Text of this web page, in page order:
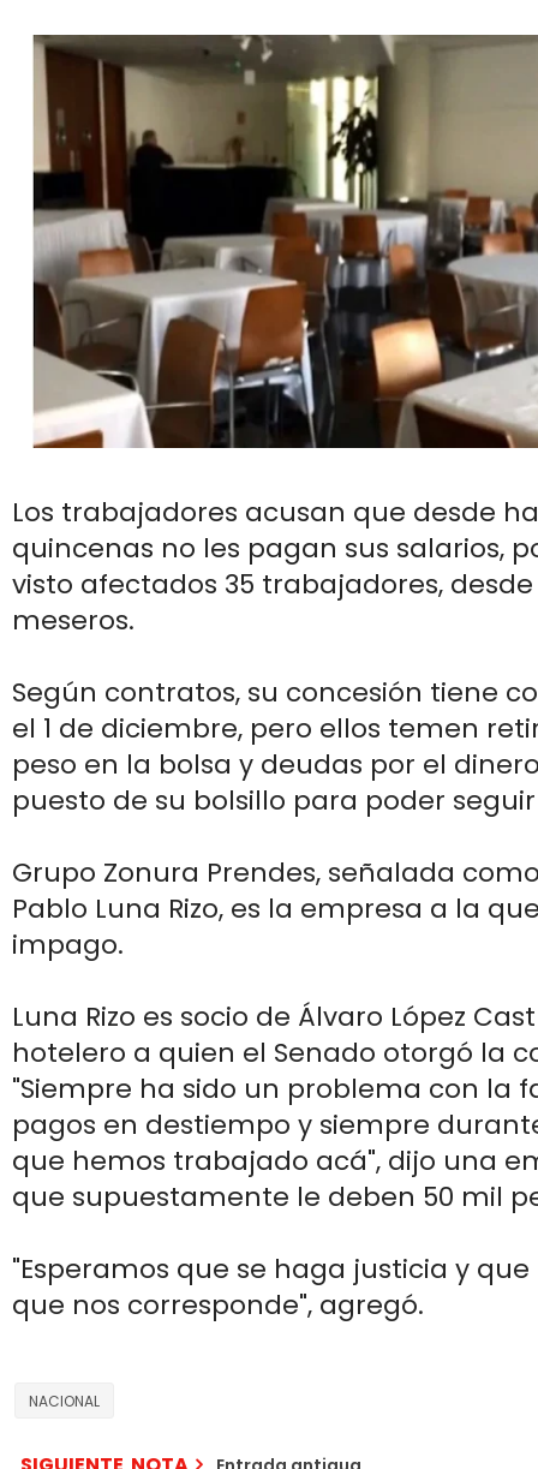
Los trabajadores acusan que desde
quincenas no les pagan sus salarios,
visto afectados 35 trabajadores,
meseros.
Según contratos, su concesión tiene
el 1 de diciembre, pero ellos temen
peso en la bolsa y deudas por el
puesto de su bolsillo para poder
Grupo Zonura Prendes, señalada
Pablo Luna Rizo, es la empresa a la
impago.
Luna Rizo es socio de Álvaro López
hotelero a quien el Senado otorgó la
"Siempre ha sido un problema con la
pagos en destiempo y siempre
que hemos trabajado acá", dijo una
que supuestamente le deben 50 mil
"Esperamos que se haga justicia y
que nos corresponde", agregó.
NACIONAL